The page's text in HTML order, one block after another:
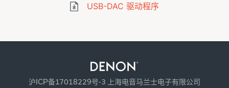
USB-DAC 驱动程序
沪ICP备17018229号-3 上海电音马兰士电子有限公司